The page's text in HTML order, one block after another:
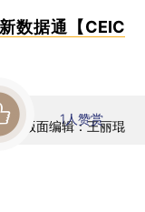
数据通【CEIC
版面编辑：王丽琨
1人赞赏